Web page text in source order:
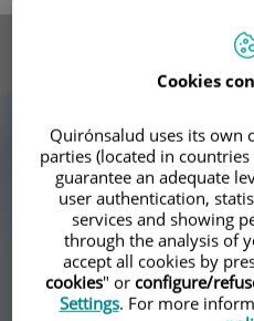
mejores
Cookies
Quirónsalud uses its own
parties (located in
guarantee an adequate
user authentication,
services and showing
through the analysis of
accept all cookies by
cookies" or configure/
Settings. For more